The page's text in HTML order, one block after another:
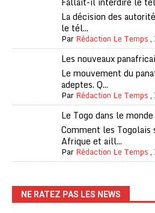
La décision des
le tél...
ParRédaction Le Temps,
Les nouveaux
Le mouvement du
adeptes. Q...
ParRédaction Le Temps,
Le Togo dans le monde
Comment les Togolais
Afrique et aill...
ParRédaction Le Temps,
NE RATEZ PAS LES NEWS